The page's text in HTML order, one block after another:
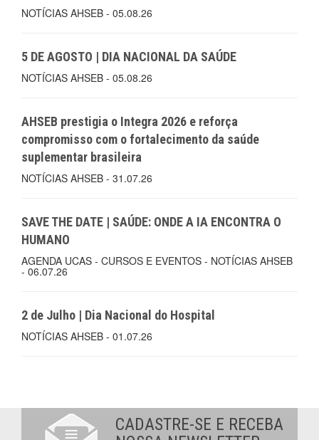
NOTÍCIAS AHSEB - 05.08.26
5 DE AGOSTO | DIA NACIONAL DA SAÚDE
NOTÍCIAS AHSEB - 05.08.26
AHSEB prestigia o Integra 2026 e reforça
compromisso com o fortalecimento da saúde
suplementar brasileira
NOTÍCIAS AHSEB - 31.07.26
SAVE THE DATE | SAÚDE: ONDE A IA ENCONTRA O
HUMANO
AGENDA UCAS - CURSOS E EVENTOS - NOTÍCIAS AHSEB
- 06.07.26
2 de Julho | Dia Nacional do Hospital
NOTÍCIAS AHSEB - 01.07.26
CADASTRE-SE E RECEBA